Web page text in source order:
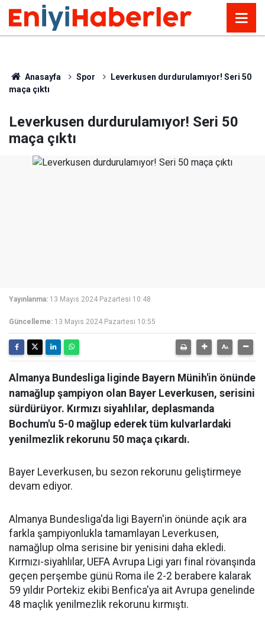
Anasayfa Spor
Leverkusen durdurulamıyor! Seri 50
maça çıktı
Leverkusen durdurulamıyor! Seri 50
maça çıktı
Yayınlanma: 13 Mayıs 2024 Pazartesi 10:48
Güncelleme: 13 Mayıs 2024 Pazartesi 10:55
Almanya Bundesliga liginde Bayern Münih'in önünde
namağlup şampiyon olan Bayer Leverkusen, serisini
sürdürüyor. Kırmızı siyahlılar, deplasmanda
Bochum'u 5-0 mağlup ederek tüm kulvarlardaki
yenilmezlik rekorunu 50 maça çıkardı.
Bayer Leverkusen, bu sezon rekorunu geliştirmeye
devam ediyor.
Almanya Bundesliga'da ligi Bayern'in önünde açık ara
farkla şampiyonlukla tamamlayan Leverkusen,
namağlup olma serisine bir yenisini daha ekledi.
Kırmızı-siyahlılar, UEFA Avrupa Ligi yarı final rövanşında
geçen perşembe günü Roma ile 2-2 berabere kalarak
59 yıldır Portekiz ekibi Benfica'ya ait Avrupa genelinde
48 maçlık yenilmezlik rekorunu kırmıştı.